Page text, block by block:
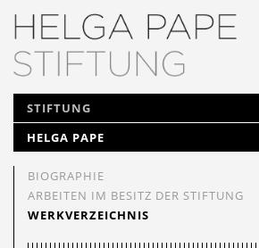
NAVIGATION
ÜBERSPRINGEN
STIFTUNG
HELGA PAPE
BIOGRAPHIE
ARBEITEN IM BESITZ DER STIFTUNG
WERKVERZEICHNIS